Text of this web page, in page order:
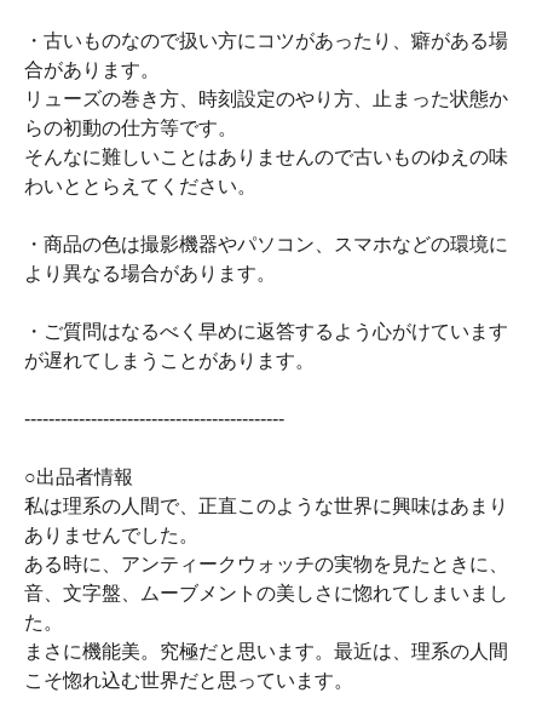
・古いものなので扱い方にコツがあったり、癖がある場
合があります。
リューズの巻き方、時刻設定のやり方、止まった状態か
らの初動の仕方等です。
そんなに難しいことはありませんので古いものゆえの味
わいととらえてください。
・商品の色は撮影機器やパソコン、スマホなどの環境に
より異なる場合があります。
・ご質問はなるべく早めに返答するよう心がけています
が遅れてしまうことがあります。
-------------------------------------------
○出品者情報
私は理系の人間で、正直このような世界に興味はあまり
ありませんでした。
ある時に、アンティークウォッチの実物を見たときに、
音、文字盤、ムーブメントの美しさに惚れてしまいまし
た。
まさに機能美。究極だと思います。最近は、理系の人間
こそ惚れ込む世界だと思っています。